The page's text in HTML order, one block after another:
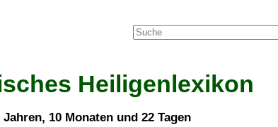
Heiligenlexikon
Jahren, 10 Monaten und 22 Tagen